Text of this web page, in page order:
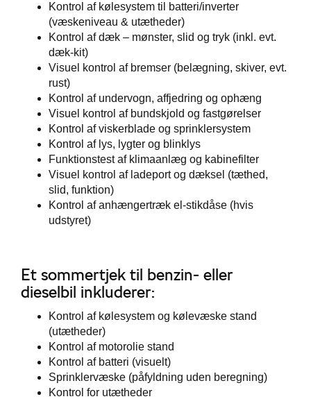
Kontrol af kølesystem til batteri/inverter
(væskeniveau & utætheder)
Kontrol af dæk – mønster, slid og tryk (inkl. evt.
dæk-kit)
Visuel kontrol af bremser (belægning, skiver, evt.
rust)
Kontrol af undervogn, affjedring og ophæng
Visuel kontrol af bundskjold og fastgørelser
Kontrol af viskerblade og sprinklersystem
Kontrol af lys, lygter og blinklys
Funktionstest af klimaanlæg og kabinefilter
Visuel kontrol af ladeport og dæksel (tæthed,
slid, funktion)
Kontrol af anhængertræk el-stikdåse (hvis
udstyret)
Et sommertjek til benzin- eller
dieselbil inkluderer:
Kontrol af kølesystem og kølevæske stand
(utætheder)
Kontrol af motorolie stand
Kontrol af batteri (visuelt)
Sprinklervæske (påfyldning uden beregning)
Kontrol for utætheder